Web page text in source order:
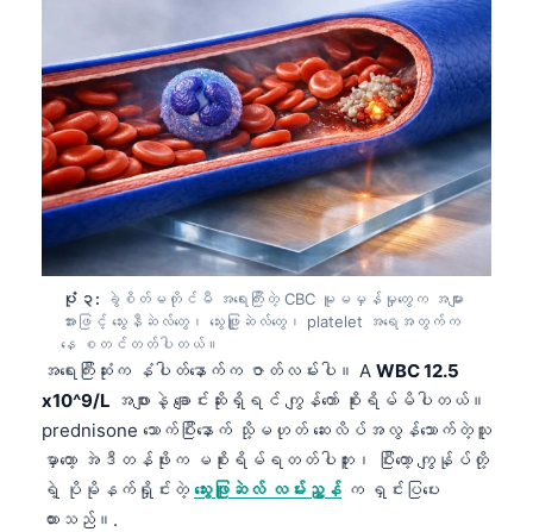
ပုံ ၃: ခွဲစိတ်မတိုင်မီ အရေးကြီးတဲ့ CBC မူမမှန်မှုတွေက အများ
အားဖြင့် သွေးနီဆဲလ်တွေ၊ သွေးဖြူဆဲလ်တွေ၊ platelet အရေအတွက်က
နေ စတင်တတ်ပါတယ်။
အရေးကြီးဆုံးက နံပါတ်နောက်က ဇာတ်လမ်းပါ။ A WBC 12.5
x10^9/L အဖျားနဲ့ ချောင်းဆိုးရှိရင် ကျွန်တော် စိုးရိမ်မိပါတယ်။
prednisone သောက်ပြီးနောက် သို့မဟုတ် ဆေးလိပ်အလွန်သောက်တဲ့သူ
မှာတော့ အဲဒီတန်ဖိုးက မစိုးရိမ်ရတတ်ပါဘူး၊ ပြီးတော့ ကျွန်ုပ်တို့
ရဲ့ ပိုမိုနက်ရှိုင်းတဲ့ သွေးဖြူဆဲလ် လမ်းညွှန် က ရှင်းပြပေး
ထားသည်။.